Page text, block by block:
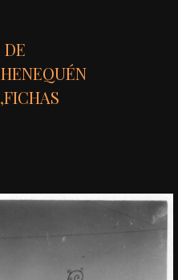
DE
HENEQUÉN
,FICHAS